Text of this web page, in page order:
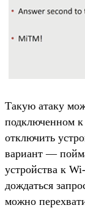
Такую атаку
подключенном
отключить
вариант —
устройства к
дождаться
можно